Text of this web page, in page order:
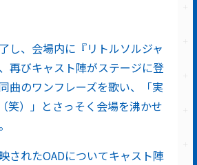
し、会場内に『リトルソルジャ
再びキャスト陣がステージに登
曲のワンフレーズを歌い、「実
笑）」とさっそく会場を沸かせ
されたOADについてキャスト陣